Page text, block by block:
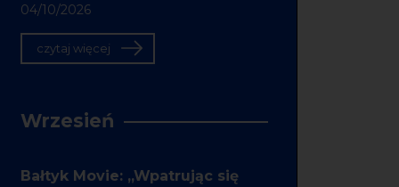
04/10/2026
czytaj więcej
Wrzesień
Bałtyk Movie: „Wpatrując się